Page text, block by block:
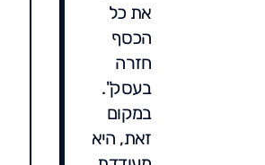
את כל
הכסף
חזרה
בעסק".
במקום
זאת, היא